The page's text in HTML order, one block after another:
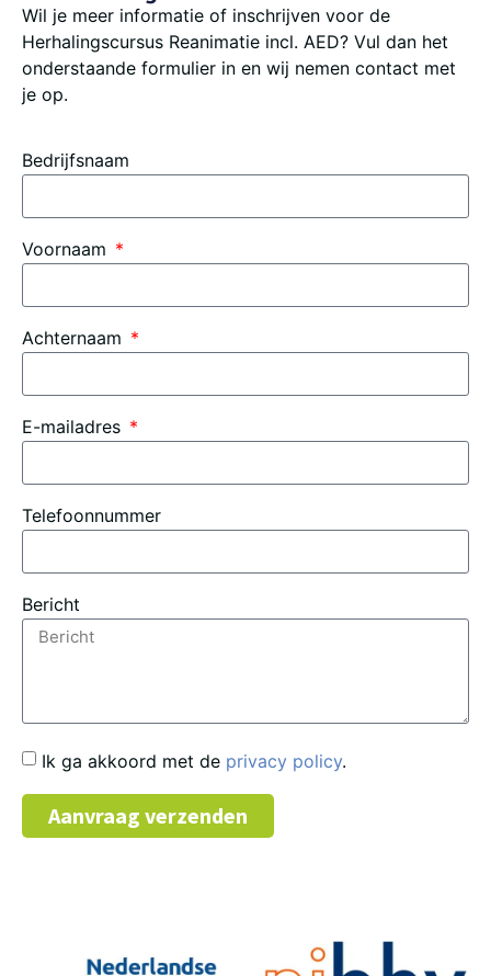
Wil je meer informatie of inschrijven voor de
Herhalingscursus Reanimatie incl. AED? Vul dan het
onderstaande formulier in en wij nemen contact met
je op.
Bedrijfsnaam
Voornaam
Achternaam
E-mailadres
Telefoonnummer
Bericht
Ik ga akkoord met de privacy policy.
Aanvraag verzenden